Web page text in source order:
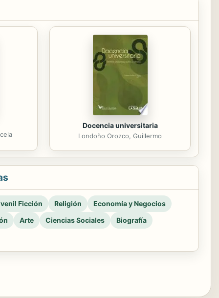
Docencia universitaria
Londoño Orozco, Guillermo
Ficción Religión
Economía y Negocios
Arte Ciencias Sociales Biografía